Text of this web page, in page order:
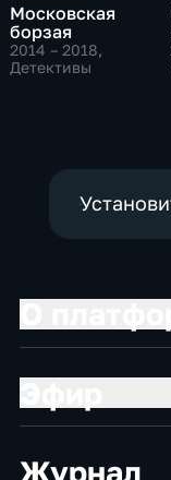
Московская
борзая
2014 – 2018,
Детективы
Журнал